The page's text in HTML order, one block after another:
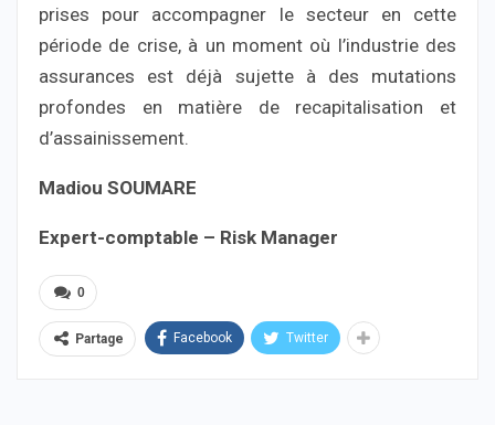
prises pour accompagner le secteur en cette
période de crise, à un moment où l’industrie des
assurances est déjà sujette à des mutations
profondes en matière de recapitalisation et
d’assainissement.
Madiou SOUMARE
Expert-comptable – Risk Manager
0
Partage Facebook Twitter